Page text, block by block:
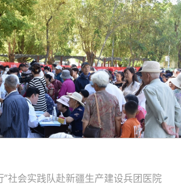
”社会实践队赴新疆生产建设兵团医院